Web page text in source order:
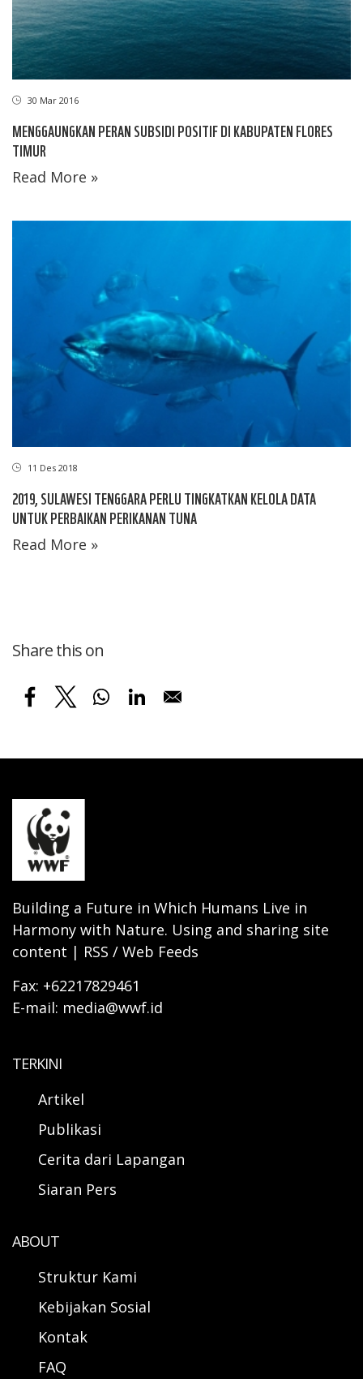
30 Mar 2016
MENGGAUNGKAN PERAN SUBSIDI POSITIF DI KABUPATEN FLORES
TIMUR
Read More »
11 Des 2018
2019, SULAWESI TENGGARA PERLU TINGKATKAN KELOLA DATA
UNTUK PERBAIKAN PERIKANAN TUNA
Read More »
Share this on
Building a Future in Which Humans Live in
Harmony with Nature. Using and sharing site
content | RSS / Web Feeds
Fax: +62217829461
E-mail: media@wwf.id
TERKINI
Artikel
Publikasi
Cerita dari Lapangan
Siaran Pers
ABOUT
Struktur Kami
Kebijakan Sosial
Kontak
FAQ